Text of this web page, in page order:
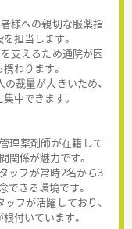
様への親切な服薬指
担当します。
支えるため通院が困
わります。
裁量が大きいため、
中できます。
理薬剤師が在籍して
関係が魅力です。
ッフが常時2名から3
できる環境です。
フが活躍しており、
付いています。